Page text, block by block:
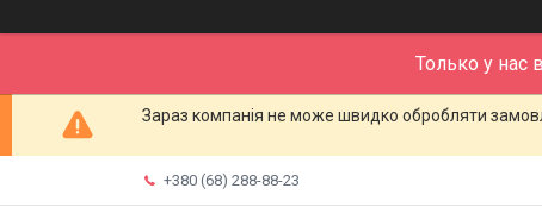
Только у нас
Зараз компанія не може швидко обробляти
+380 (68) 288-88-23